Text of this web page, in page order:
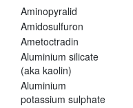
Aminopyralid
Amidosulfuron
Ametoctradin
Aluminium silicate
(aka kaolin)
Aluminium
potassium sulphate